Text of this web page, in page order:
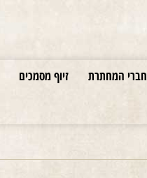
חברי המחתרת זיוף מסמכים